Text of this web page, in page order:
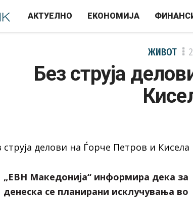
АКТУЕЛНО ЕКОНОМИЈА
ЖИВОТ
Без струја
„ЕВН Македонија“ информира дека за
денеска се планирани исклучувања во